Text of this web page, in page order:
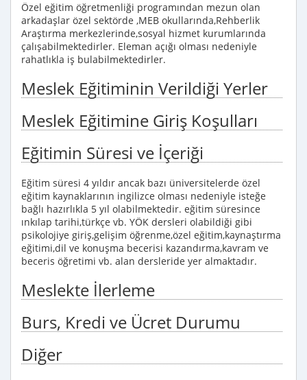
Özel eğitim öğretmenliği programından mezun olan
arkadaşlar özel sektörde ,MEB okullarında,Rehberlik
Araştırma merkezlerinde,sosyal hizmet kurumlarında
çalışabilmektedirler. Eleman açığı olması nedeniyle
rahatlıkla iş bulabilmektedirler.
Meslek Eğitiminin Verildiği Yerler
Meslek Eğitimine Giriş Koşulları
Eğitimin Süresi ve İçeriği
Eğitim süresi 4 yıldır ancak bazı üniversitelerde özel
eğitim kaynaklarının ingilizce olması nedeniyle isteğe
bağlı hazırlıkla 5 yıl olabilmektedir. eğitim süresince
ınkılap tarihi,türkçe vb. YÖK dersleri olabildiği gibi
psikolojiye giriş,gelişim öğrenme,özel eğitim,kaynaştırma
eğitimi,dil ve konuşma becerisi kazandırma,kavram ve
beceris öğretimi vb. alan dersleride yer almaktadır.
Meslekte İlerleme
Burs, Kredi ve Ücret Durumu
Diğer